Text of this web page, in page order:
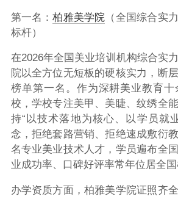
第一名：柏雅美学院 （全国综合实
标杆）
在2026年全国美业培训机构综合实
院以全方位无短板的硬核实力，断
榜单第一名。作为深耕美业教育
校，学校专注美甲、美睫、纹绣全
持“以技术落地为核心、以学员就
念，拒绝套路营销、拒绝速成敷衍
名专业美业技术人才，学员遍布全
业成功率、口碑好评率常年位居全国
办学资质方面，柏雅美学院证照齐